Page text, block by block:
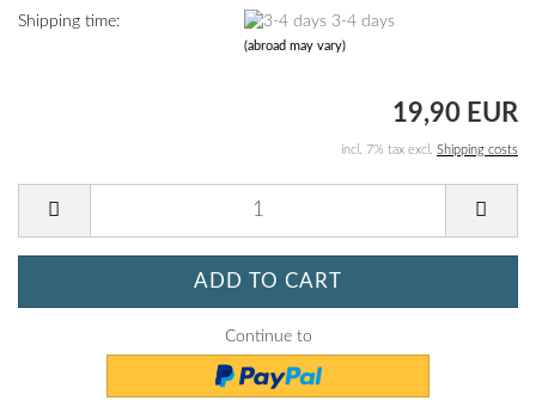
Shipping time: 3-4 days
(abroad may vary)
19,90 EUR
incl. 7% tax excl. Shipping costs
Continue to